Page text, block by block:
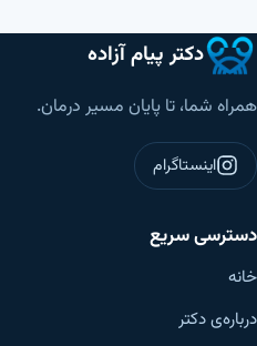
دکتر پیام آزاده
همراه شما، تا پایان مسیر درمان.
اینستاگرام
دسترسی سریع
خانه
درباره‌ی دکتر